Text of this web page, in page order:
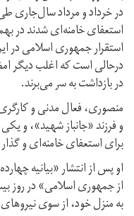
در خرداد و مرداد سال‌جاری
استعفای خامنه‌ای شدند در
درحالی است که اغلب دیگر
در بازداشت به سر می‌برند.
منصوری، فعال مدنی و
و فرزند «جانباز شهید»، و
برای استعفای خامنه‌ای و
او پس از انتشار «بیانیه
به منزل خود، از سوی